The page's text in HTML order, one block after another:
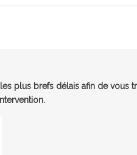
plus brefs délais afin de vous